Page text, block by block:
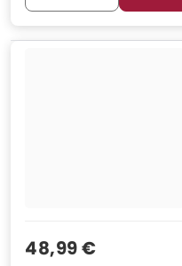
Verkaufspreis
48,99 €